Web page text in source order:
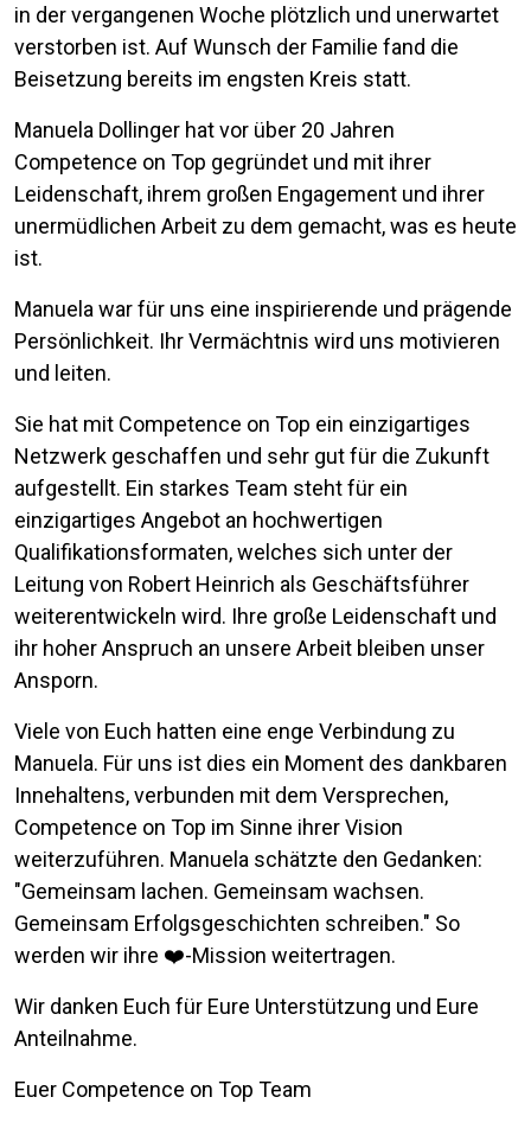
in der vergangenen Woche plötzlich und unerwartet
verstorben ist. Auf Wunsch der Familie fand die
Beisetzung bereits im engsten Kreis statt.
Manuela Dollinger hat vor über 20 Jahren
Competence on Top gegründet und mit ihrer
Leidenschaft, ihrem großen Engagement und ihrer
unermüdlichen Arbeit zu dem gemacht, was es heute
ist.
Manuela war für uns eine inspirierende und prägende
Persönlichkeit. Ihr Vermächtnis wird uns motivieren
und leiten.
Sie hat mit Competence on Top ein einzigartiges
Netzwerk geschaffen und sehr gut für die Zukunft
aufgestellt. Ein starkes Team steht für ein
einzigartiges Angebot an hochwertigen
Qualifikationsformaten, welches sich unter der
Leitung von Robert Heinrich als Geschäftsführer
weiterentwickeln wird. Ihre große Leidenschaft und
ihr hoher Anspruch an unsere Arbeit bleiben unser
Ansporn.
Viele von Euch hatten eine enge Verbindung zu
Manuela. Für uns ist dies ein Moment des dankbaren
Innehaltens, verbunden mit dem Versprechen,
Competence on Top im Sinne ihrer Vision
weiterzuführen. Manuela schätzte den Gedanken:
"Gemeinsam lachen. Gemeinsam wachsen.
Gemeinsam Erfolgsgeschichten schreiben." So
werden wir ihre ❤️-Mission weitertragen.
Wir danken Euch für Eure Unterstützung und Eure
Anteilnahme.
Euer Competence on Top Team